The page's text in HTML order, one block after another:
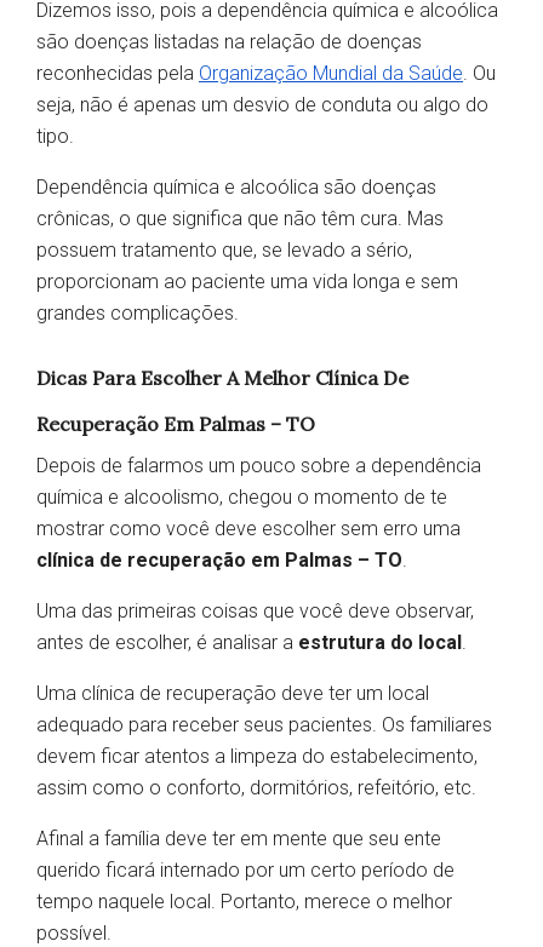
Dizemos isso, pois a dependência química e alcoólica
são doenças listadas na relação de doenças
reconhecidas pela Organização Mundial da Saúde. Ou
seja, não é apenas um desvio de conduta ou algo do
tipo.
Dependência química e alcoólica são doenças
crônicas, o que significa que não têm cura. Mas
possuem tratamento que, se levado a sério,
proporcionam ao paciente uma vida longa e sem
grandes complicações.
Dicas Para Escolher A Melhor Clínica De
Recuperação Em Palmas – TO
Depois de falarmos um pouco sobre a dependência
química e alcoolismo, chegou o momento de te
mostrar como você deve escolher sem erro uma
clínica de recuperação em Palmas – TO.
Uma das primeiras coisas que você deve observar,
antes de escolher, é analisar a estrutura do local.
Uma clínica de recuperação deve ter um local
adequado para receber seus pacientes. Os familiares
devem ficar atentos a limpeza do estabelecimento,
assim como o conforto, dormitórios, refeitório, etc.
Afinal a família deve ter em mente que seu ente
querido ficará internado por um certo período de
tempo naquele local. Portanto, merece o melhor
possível.